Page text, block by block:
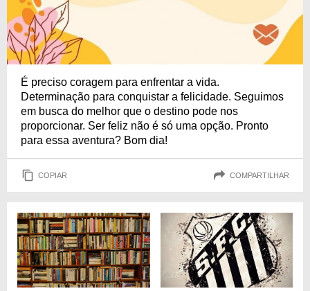
É preciso coragem para enfrentar a vida.
Determinação para conquistar a felicidade. Seguimos
em busca do melhor que o destino pode nos
proporcionar. Ser feliz não é só uma opção. Pronto
para essa aventura? Bom dia!
COPIAR COMPARTILHAR